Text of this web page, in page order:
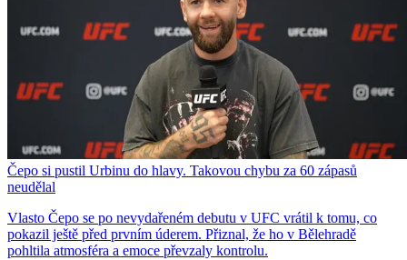
Čepo si pustil Urbinu do hlavy. Takovou chybu za 60 zápasů
neudělal
Vlasto Čepo se po nevydařeném debutu v UFC vrátil k tomu, co
pokazil ještě před prvním úderem. Přiznal, že ho v Bělehradě
pohltila atmosféra a emoce převzaly kontrolu.